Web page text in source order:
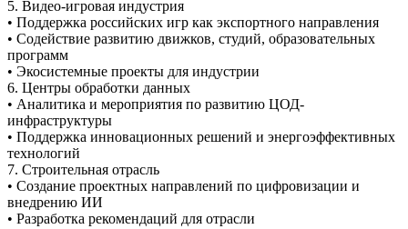
5. Видео-игровая индустрия
• Поддержка российских игр как экспортного направления
• Содействие развитию движков, студий, образовательных
программ
• Экосистемные проекты для индустрии
6. Центры обработки данных
• Аналитика и мероприятия по развитию ЦОД-
инфраструктуры
• Поддержка инновационных решений и энергоэффективных
технологий
7. Строительная отрасль
• Создание проектных направлений по цифровизации и
внедрению ИИ
• Разработка рекомендаций для отрасли